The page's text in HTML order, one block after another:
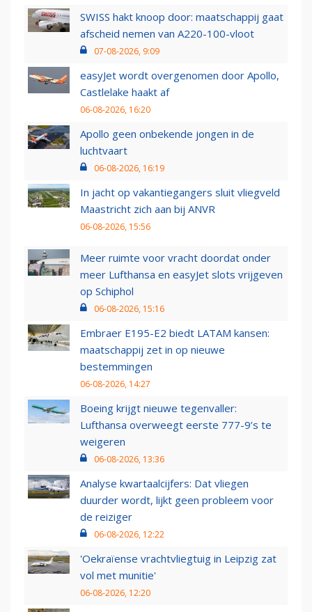
SWISS hakt knoop door: maatschappij gaat
afscheid nemen van A220-100-vloot
07-08-2026, 9:09
easyJet wordt overgenomen door Apollo,
Castlelake haakt af
06-08-2026, 16:20
Apollo geen onbekende jongen in de
luchtvaart
06-08-2026, 16:19
In jacht op vakantiegangers sluit vliegveld
Maastricht zich aan bij ANVR
06-08-2026, 15:56
Meer ruimte voor vracht doordat onder
meer Lufthansa en easyJet slots vrijgeven
op Schiphol
06-08-2026, 15:16
Embraer E195-E2 biedt LATAM kansen:
maatschappij zet in op nieuwe
bestemmingen
06-08-2026, 14:27
Boeing krijgt nieuwe tegenvaller:
Lufthansa overweegt eerste 777-9’s te
weigeren
06-08-2026, 13:36
Analyse kwartaalcijfers: Dat vliegen
duurder wordt, lijkt geen probleem voor
de reiziger
06-08-2026, 12:22
'Oekraïense vrachtvliegtuig in Leipzig zat
vol met munitie'
06-08-2026, 12:20